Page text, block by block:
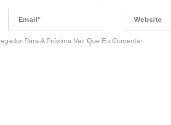
Para A Próxima Vez Que Eu Comentar.